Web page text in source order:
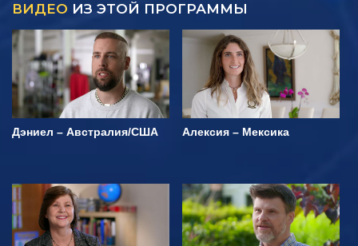
ВИДЕО ИЗ ЭТОЙ ПРОГРАММЫ
Дэниел – Австралия/США Алексия – Мексика